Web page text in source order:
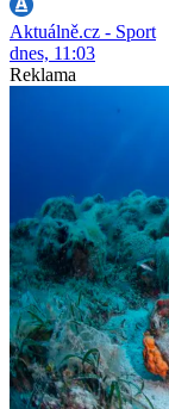
Aktuálně.cz - Sport
dnes, 11:03
Reklama